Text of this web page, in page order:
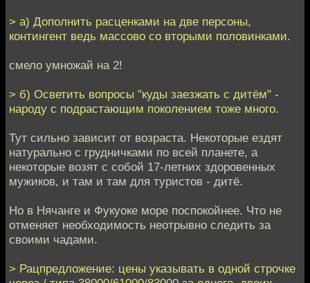
> а) Дополнить расценками на две персоны,
контингент ведь массово со вторыми половинками.
смело умножай на 2!
> б) Осветить вопросы "куды заезжать с дитём" -
народу с подрастающим поколением тоже много.
Тут сильно зависит от возраста. Некоторые ездят
натурально с грудничками по всей планете, а
некоторые возят с собой 17-летних здоровенных
мужиков, и там и там для туристов - дитё.
Но в Нячанге и Фукуоке море поспокойнее. Что не
отменяет необходимость неотрывно следить за
своими чадами.
> Рацпредложение: цены указывать в одной строчке